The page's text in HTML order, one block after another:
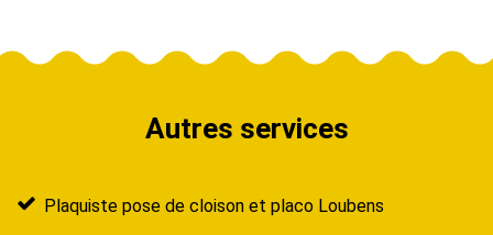
Autres services
Plaquiste pose de cloison et placo Loubens